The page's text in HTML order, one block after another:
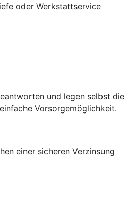
oder Werkstattservice
und legen selbst die
Vorsorgemöglichkeit.
einer sicheren Verzinsung